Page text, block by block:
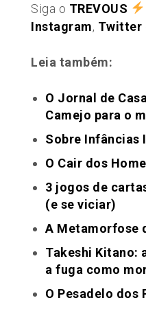
Siga o TREVOUS
Instagram, Twitter
Leia também:
O Jornal de
Camejo para o
Sobre Infâncias
O Cair dos
3 jogos de
(e se viciar)
A Metamorfose
Takeshi Kitano:
a fuga como
O Pesadelo dos